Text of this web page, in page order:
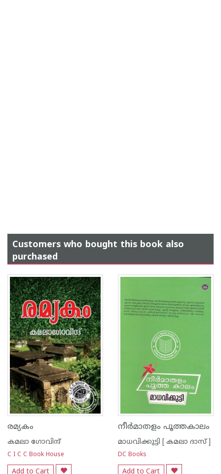
Customers who bought this book also
purchased
രമ്യകം
കമലാ ഗോവിന്ദ്‌
C I C C Book House
Add to Cart
നീര്‍മാതളം പൂത്തകാലം
മാധവിക്കുട്ടി [ കമലാ ദാസ് ]
DC Books
Add to Cart